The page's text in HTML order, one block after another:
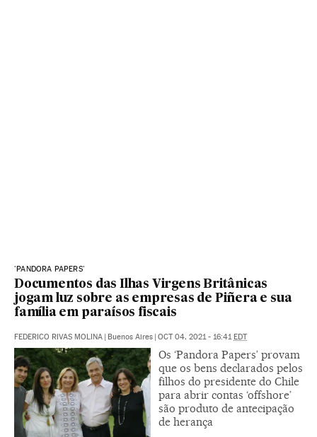
'PANDORA PAPERS'
Documentos das Ilhas Virgens Britânicas
jogam luz sobre as empresas de Piñera e sua
família em paraísos fiscais
FEDERICO RIVAS MOLINA | Buenos Aires | OCT 04, 2021 - 16:41EDT
Os ‘Pandora Papers’ provam
que os bens declarados pelos
filhos do presidente do Chile
para abrir contas ‘offshore’
são produto de antecipação
de herança